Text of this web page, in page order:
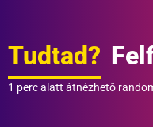
Tudtad?
1 perc alatt átnézhető